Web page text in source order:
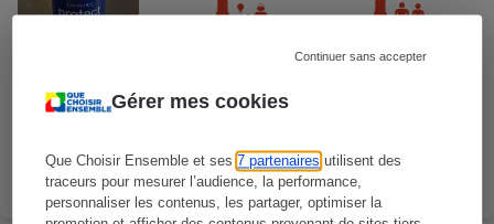
Gérer mes cookies
Que Choisir Ensemble et ses7 partenaires utilisent des
traceurs pour mesurer l’audience, la performance,
personnaliser les contenus, les partager, optimiser la
Continuer sans accepter
Présence d'allergènes